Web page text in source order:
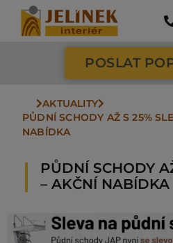
Přeskočit
obsah
POSLAT
AKTUALITY
PŮDNÍ SCHODY AŽ S 25%
NABÍDKA
PŮDNÍ SCHODY
– AKČNÍ NABÍDKA